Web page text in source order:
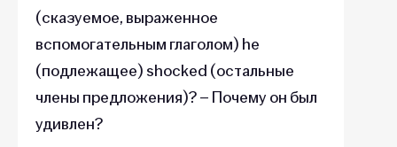
(сказуемое, выраженное
вспомогательным глаголом) he
(подлежащее) shocked (остальные
члены предложения)? – Почему он был
удивлен?